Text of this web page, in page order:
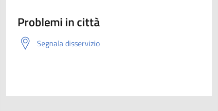
Problemi in città
Segnala disservizio